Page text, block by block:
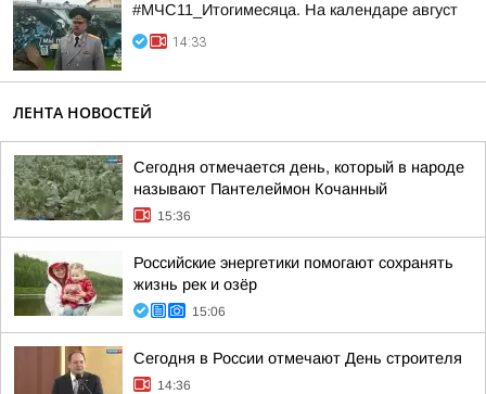
#МЧС11_Итогимесяца. На календаре август
14:33
ЛЕНТА НОВОСТЕЙ
Сегодня отмечается день, который в народе
называют Пантелеймон Кочанный
15:36
Российские энергетики помогают сохранять
жизнь рек и озёр
15:06
Сегодня в России отмечают День строителя
14:36